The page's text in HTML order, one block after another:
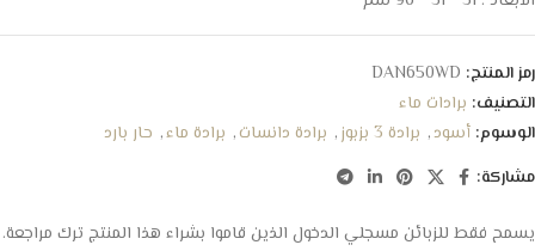
رمز المنتج: DAN650WD
التصنيف: برادات ماء
الوسوم: أسود, برادة 3 بزبوز , برادة دانسات, برادة ماء, حار بارد
مشاركة:
يسمح فقط للزبائن مسجلي الدخول الذين قاموا بشراء هذا المنتج ترك مراجعة.